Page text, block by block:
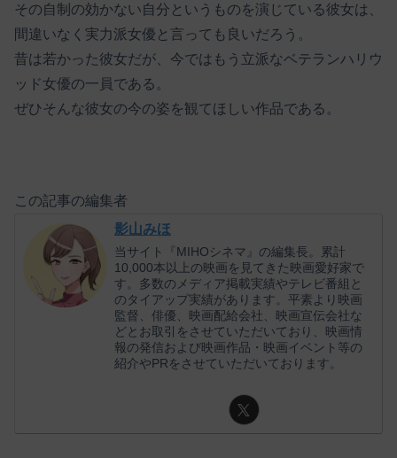
その自制の効かない自分というものを演じている彼女は、
間違いなく実力派女優と言っても良いだろう。
昔は若かった彼女だが、今ではもう立派なベテランハリウ
ッド女優の一員である。
ぜひそんな彼女の今の姿を観てほしい作品である。
この記事の編集者
影山みほ
当サイト『MIHOシネマ』の編集長。累計
10,000本以上の映画を見てきた映画愛好家で
す。多数のメディア掲載実績やテレビ番組と
のタイアップ実績があります。平素より映画
監督、俳優、映画配給会社、映画宣伝会社な
どとお取引をさせていただいており、映画情
報の発信および映画作品・映画イベント等の
紹介やPRをさせていただいております。